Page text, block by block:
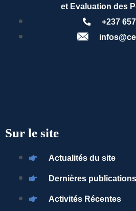
et Evaluation des
+237
Sur le site
Actualités du site
Dernières publications
Activités Récentes